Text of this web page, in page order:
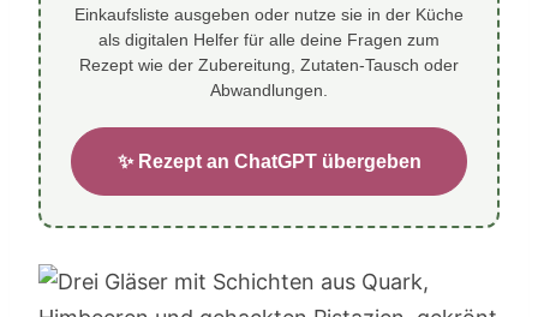
Einkaufsliste ausgeben oder nutze sie in der Küche
als digitalen Helfer für alle deine Fragen zum
Rezept wie der Zubereitung, Zutaten-Tausch oder
Abwandlungen.
✨ Rezept an ChatGPT übergeben